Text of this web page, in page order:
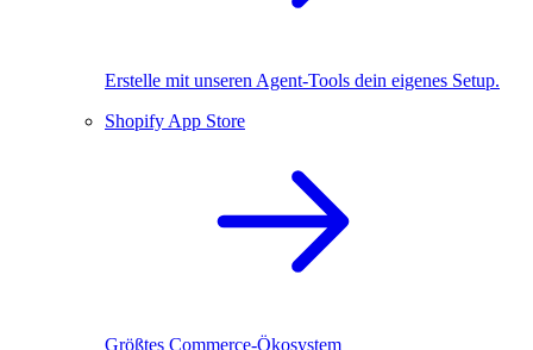
Erstelle mit unseren Agent-Tools dein eigenes Setup.
Shopify App Store
Größtes Commerce-Ökosystem